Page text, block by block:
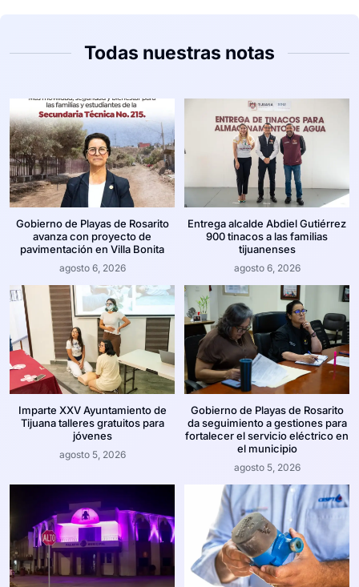
Todas nuestras notas
Gobierno de Playas de Rosarito
avanza con proyecto de
pavimentación en Villa Bonita
agosto 6, 2026
Entrega alcalde Abdiel Gutiérrez
900 tinacos a las familias
tijuanenses
agosto 6, 2026
Imparte XXV Ayuntamiento de
Tijuana talleres gratuitos para
jóvenes
agosto 5, 2026
Gobierno de Playas de Rosarito
da seguimiento a gestiones para
fortalecer el servicio eléctrico en
el municipio
agosto 5, 2026